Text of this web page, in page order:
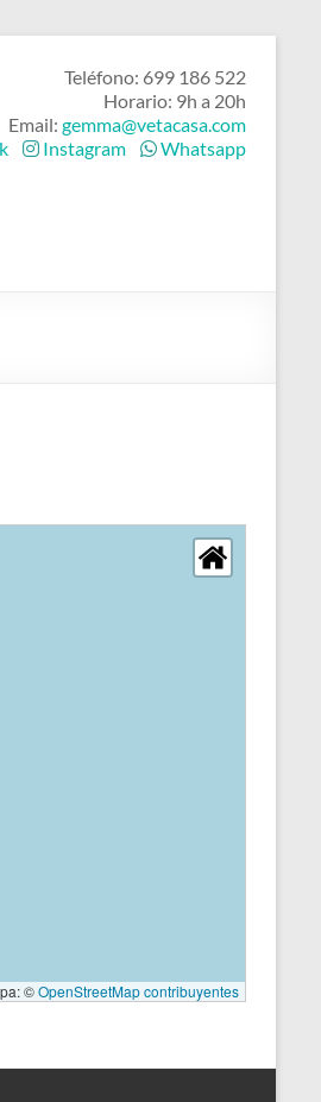
Teléfono: 699 186 522
Horario: 9h a 20h
Email: gemma@vetacasa.com
Instagram Whatsapp
©OpenStreetMap contribuyentes